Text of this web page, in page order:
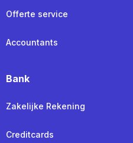
Offerte service
Accountants
Bank
Zakelijke Rekening
Creditcards